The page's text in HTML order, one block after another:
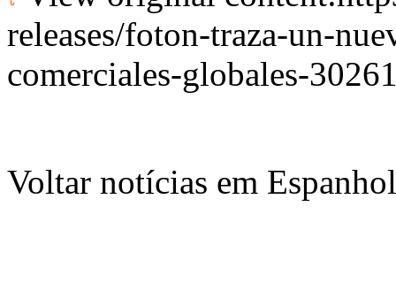
releases/foton-traza-un-
comerciales-globales-
Voltar notícias em Espanhol